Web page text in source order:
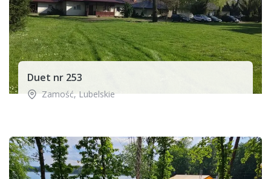
Duet nr 253
Zamość,Lubelskie